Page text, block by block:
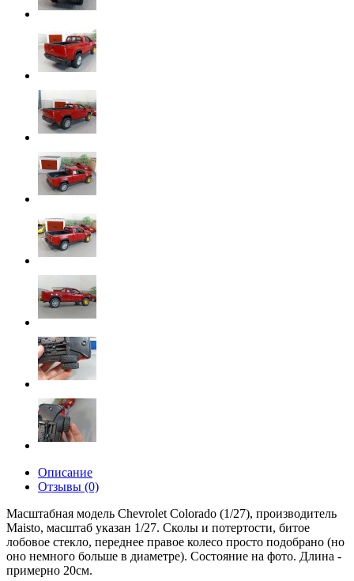
Описание
Отзывы (0)
Масштабная модель Chevrolet Colorado (1/27), производитель
Maisto, масштаб указан 1/27. Сколы и потертости, битое
лобовое стекло, переднее правое колесо просто подобрано (но
оно немного больше в диаметре). Состояние на фото. Длина -
примерно 20см.